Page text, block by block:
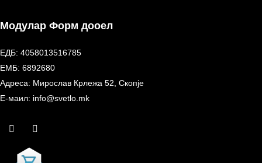
Модулар Форм дооел
ЕДБ: 4058013516785
ЕМБ: 6892680
Адреса: Мирослав Крлежа 52, Скопје
Е-маил: info@svetlo.mk